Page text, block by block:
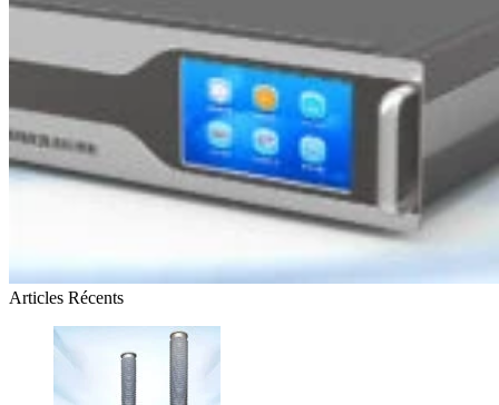
Articles Récents